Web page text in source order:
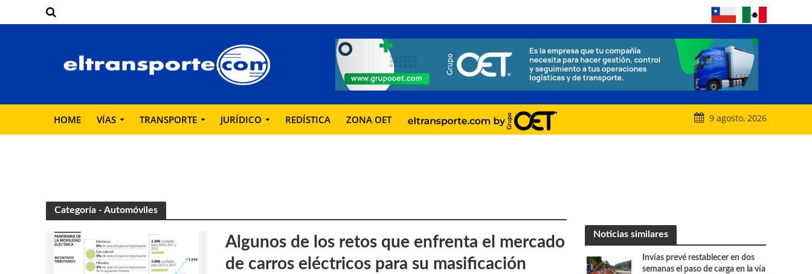
HOME VÍAS TRANSPORTE JURÍDICO REDÍSTICA ZONA OET 9 agosto, 2026
Categoría - Automóviles
Algunos de los retos que enfrenta el mercado
de carros eléctricos para su masificación
Noticias similares
Invías prevé restablecer en dos
semanas el paso de carga en la vía